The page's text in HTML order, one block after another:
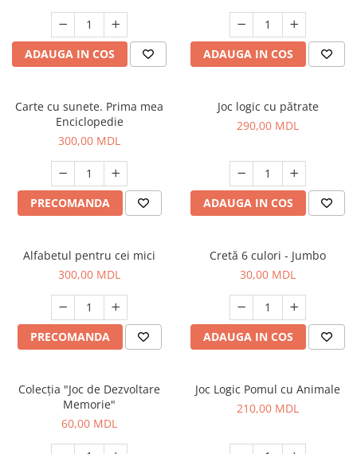
ADAUGA IN COS ADAUGA IN COS
Carte cu sunete. Prima mea
Enciclopedie
300,00 MDL
PRECOMANDA
Joc logic cu pătrate
290,00 MDL
ADAUGA IN COS
Alfabetul pentru cei mici
300,00 MDL
PRECOMANDA
Cretă 6 culori - Jumbo
30,00 MDL
ADAUGA IN COS
Colecția "Joc de Dezvoltare
Memorie"
60,00 MDL
Joc Logic Pomul cu Animale
210,00 MDL